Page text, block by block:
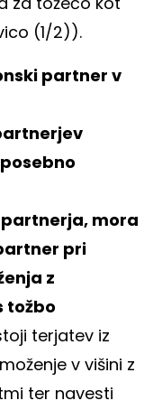
(1/2)).
partner v
mora
pri
z
tožbo
terjatev iz
v višini z
ter navesti